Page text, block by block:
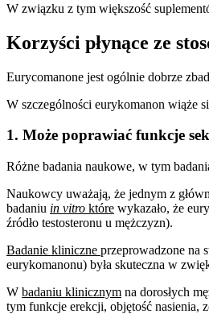
W związku z tym większość
Korzyści płynące ze
Eurycomanone jest ogólnie dobrze
W szczególności eurykomanon wiąże
1. Może poprawiać funkcje
Różne badania naukowe, w tym
Naukowcy uważają, że jednym z
badaniu in vitro które wykazało, że
źródło testosteronu u mężczyzn).
Badanie kliniczne przeprowadzone na
eurykomanonu) była skuteczna w
W badaniu klinicznym na dorosłych
tym funkcje erekcji, objętość nasienia,